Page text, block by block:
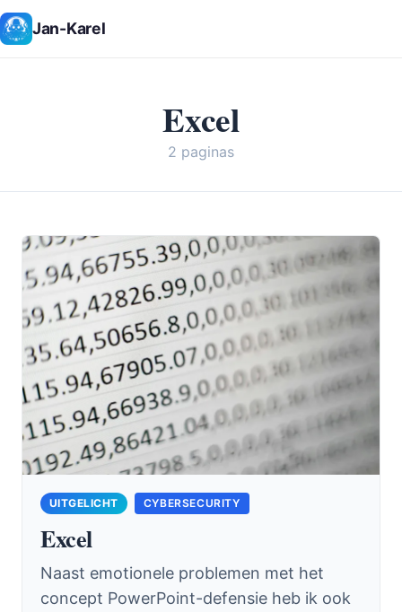
Jan-Karel
Excel
2 paginas
CYBERSECURITY
Excel
Naast emotionele problemen met het
concept PowerPoint-defensie heb ik ook